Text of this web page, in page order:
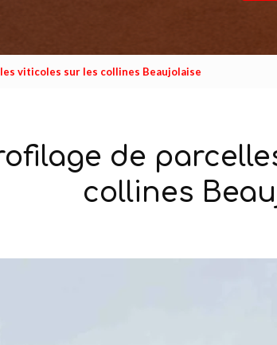
viticoles sur les collines Beaujolaise
de
collines